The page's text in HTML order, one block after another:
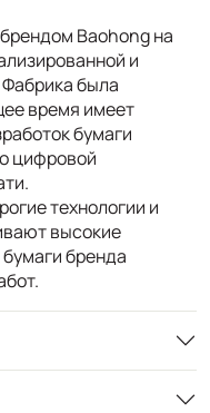
Baohong на
и
была
время имеет
бумаги
цифровой
технологии и
высокие
бренда